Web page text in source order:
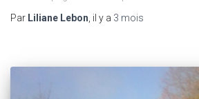
Par Liliane Lebon , il y a 3 mois